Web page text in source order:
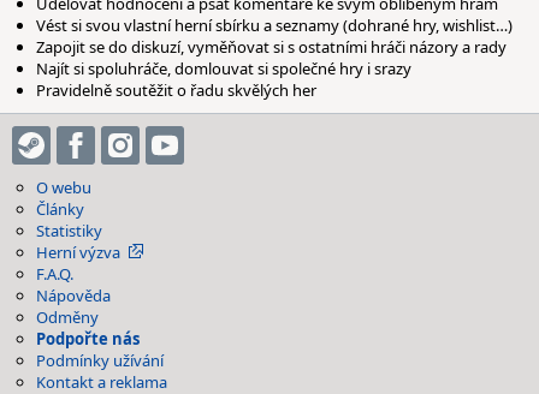
Vést si svou vlastní herní sbírku a seznamy (dohrané hry, wishlist…)
Zapojit se do diskuzí, vyměňovat si s ostatními hráči názory a rady
Najít si spoluhráče, domlouvat si společné hry i srazy
Pravidelně soutěžit o řadu skvělých her
O webu
Články
Statistiky
Herní výzva
F.A.Q.
Nápověda
Odměny
Podpořte nás
Podmínky užívání
Kontakt a reklama